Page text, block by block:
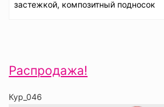
застежкой, композитный подносок
Распродажа!
Кур_046